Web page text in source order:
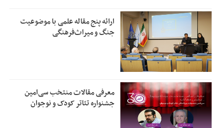
ارائه پنج مقاله علمی با موضوعیت
جنگ و میراث‌فرهنگی
معرفی مقالات منتخب سی‌امین
جشنواره تئاتر کودک و نوجوان